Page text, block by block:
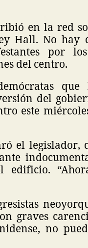
en la red
Hall. No hay
por
del centro.
del
este
el
edificio.
graves
no